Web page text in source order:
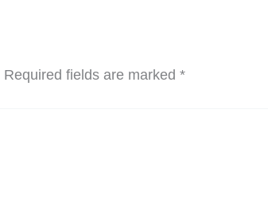
Required fields are marked *